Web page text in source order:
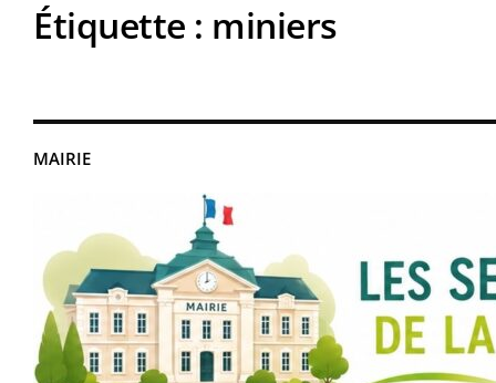
MAIRIE
Étiquette : miniers